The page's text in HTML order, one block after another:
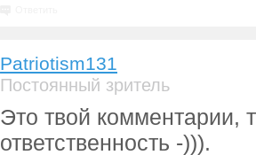
Patriotism131
Постоянный зритель
Это твой комментарии,
ответственность -))).